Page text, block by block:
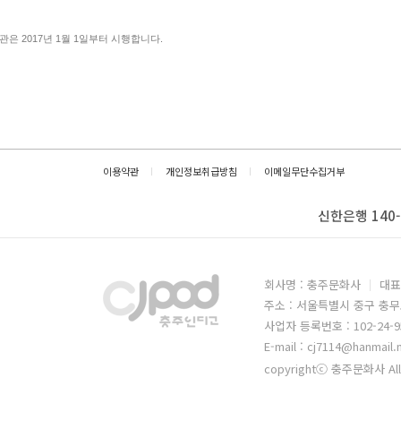
은 2017년 1월 1일부터 시행합니다.
이용약관 개인정보취급방침 이메일무단수집거부
신한은행
회사명 : 충주문화사
대
주소 : 서울특별시 중구 충
사업자 등록번호 : 102-24-
E-mail :
copyrightⓒ 충주문화사